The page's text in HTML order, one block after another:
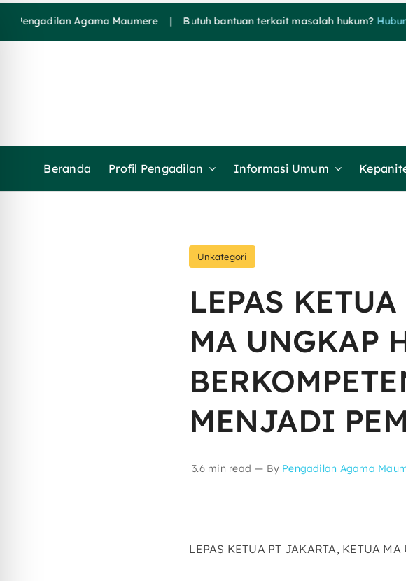
Agama Maumere | Butuh bantuan terkait masalah hukum?Hubungi
Beranda Profil Pengadilan Informasi Umum
Unkategori
LEPAS
MA UNGKAP
MENJADI
3.6 min read — By Pengadilan Agama
LEPAS KETUA PT JAKARTA, KETUA